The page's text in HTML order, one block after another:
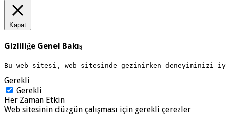
Kapat
Gizliliğe Genel Bakış
Bu web sitesi, web sitesinde gezinirken deneyiminizi
Gerekli
Gerekli
Her Zaman Etkin
Web sitesinin düzgün çalışması için gerekli çerezler